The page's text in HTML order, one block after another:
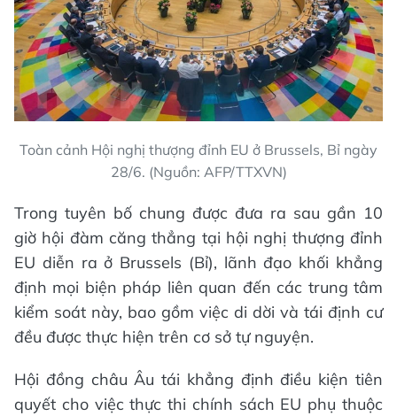
Toàn cảnh Hội nghị thượng đỉnh EU ở Brussels, Bỉ ngày
28/6. (Nguồn: AFP/TTXVN)
Trong tuyên bố chung được đưa ra sau gần 10
giờ hội đàm căng thẳng tại hội nghị thượng đỉnh
EU diễn ra ở Brussels (Bỉ), lãnh đạo khối khẳng
định mọi biện pháp liên quan đến các trung tâm
kiểm soát này, bao gồm việc di dời và tái định cư
đều được thực hiện trên cơ sở tự nguyện.
Hội đồng châu Âu tái khẳng định điều kiện tiên
quyết cho việc thực thi chính sách EU phụ thuộc